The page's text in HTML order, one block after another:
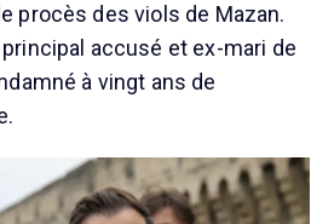
procès des viols de Mazan.
accusé et ex-mari de
à vingt ans de